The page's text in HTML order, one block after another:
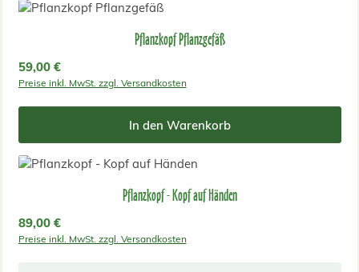
Pflanzkopf Pflanzgefäß
Regulärer Preis:
59,00 €
Preise inkl. MwSt. zzgl. Versandkosten
In den Warenkorb
Pflanzkopf - Kopf auf Händen
Regulärer Preis:
89,00 €
Preise inkl. MwSt. zzgl. Versandkosten